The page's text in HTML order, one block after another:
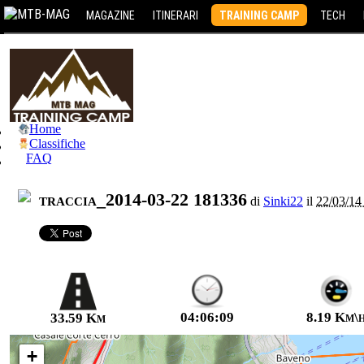
MAGAZINE ITINERARI TRAINING CAMP TECH
Home
Classifiche
FAQ
traccia_2014-03-22 181336 di Sinki22 il 22/03/
33.59 Km 04:06:09 8.19
+